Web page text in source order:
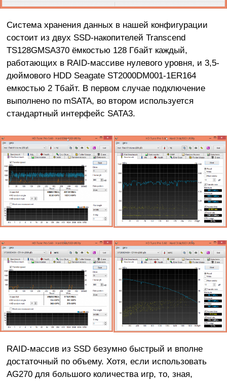
Система хранения данных в нашей конфигурации
состоит из двух SSD-накопителей Transcend
TS128GMSA370 ёмкостью 128 Гбайт каждый,
работающих в RAID-массиве нулевого уровня, и 3,5-
дюймового HDD Seagate ST2000DM001-1ER164
емкостью 2 Тбайт. В первом случае подключение
выполнено по mSATA, во втором используется
стандартный интерфейс SATA3.
RAID-массив из SSD безумно быстрый и вполне
достаточный по объему. Хотя, если использовать
AG270 для большого количества игр, то, зная,